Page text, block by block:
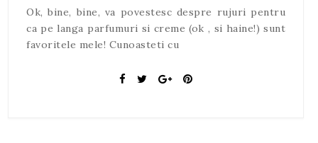
Ok, bine, bine, va povestesc despre rujuri pentru
ca pe langa parfumuri si creme (ok , si haine!) sunt
favoritele mele! Cunoasteti cu